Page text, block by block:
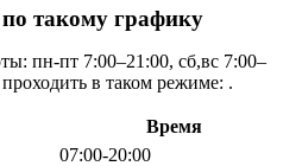
такому графику
пн-пт 7:00–21:00, сб,вс 7:00–
в таком режиме: .
Время
07:00-20:00